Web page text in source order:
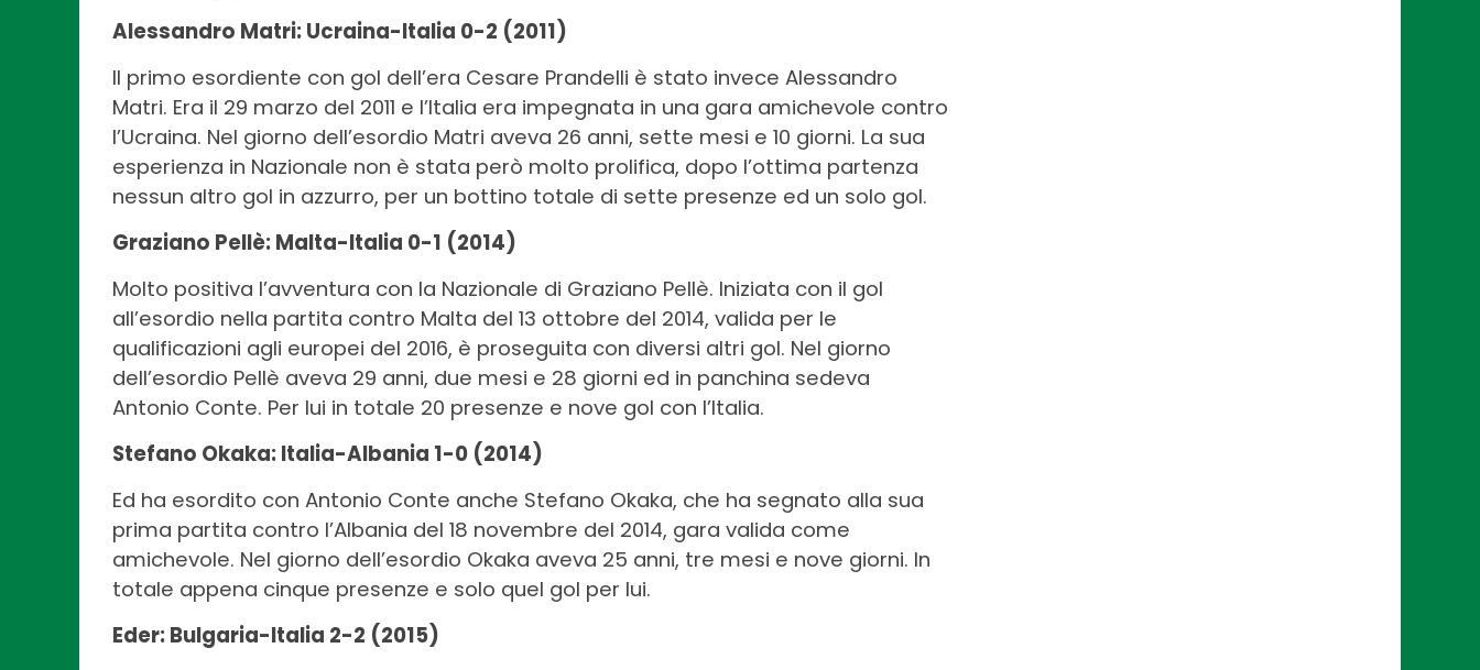
Alessandro Matri: Ucraina-Italia 0-2 (2011)
Il primo esordiente con gol dell’era Cesare Prandelli è stato invece Alessandro
Matri. Era il 29 marzo del 2011 e l’Italia era impegnata in una gara amichevole contro
l’Ucraina. Nel giorno dell’esordio Matri aveva 26 anni, sette mesi e 10 giorni. La sua
esperienza in Nazionale non è stata però molto prolifica, dopo l’ottima partenza
nessun altro gol in azzurro, per un bottino totale di sette presenze ed un solo gol.
Graziano Pellè: Malta-Italia 0-1 (2014)
Molto positiva l’avventura con la Nazionale di Graziano Pellè. Iniziata con il gol
all’esordio nella partita contro Malta del 13 ottobre del 2014, valida per le
qualificazioni agli europei del 2016, è proseguita con diversi altri gol. Nel giorno
dell’esordio Pellè aveva 29 anni, due mesi e 28 giorni ed in panchina sedeva
Antonio Conte. Per lui in totale 20 presenze e nove gol con l’Italia.
Stefano Okaka: Italia-Albania 1-0 (2014)
Ed ha esordito con Antonio Conte anche Stefano Okaka, che ha segnato alla sua
prima partita contro l’Albania del 18 novembre del 2014, gara valida come
amichevole. Nel giorno dell’esordio Okaka aveva 25 anni, tre mesi e nove giorni. In
totale appena cinque presenze e solo quel gol per lui.
Eder: Bulgaria-Italia 2-2 (2015)